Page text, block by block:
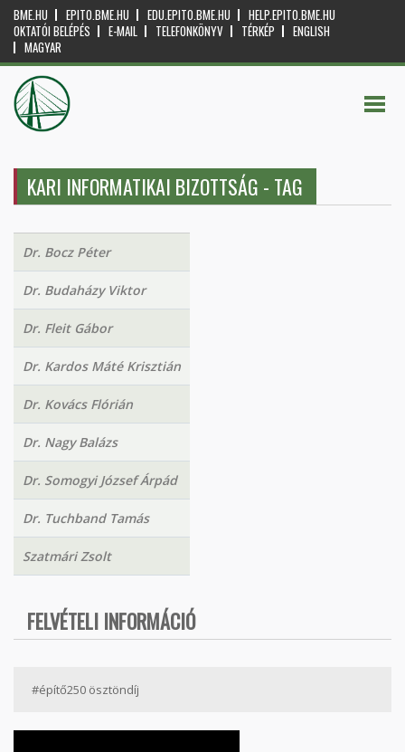
BME.HU EPITO.BME.HU EDU.EPITO.BME.HU
HELP.EPITO.BME.HU
OKTATÓI BELÉPÉS
E-MAIL TELEFONKÖNYV TÉRKÉP
ENGLISH
MAGYAR
KARI INFORMATIKAI BIZOTTSÁG - TAG
Dr. Bocz Péter
Dr. Budaházy Viktor
Dr. Fleit Gábor
Dr. Kardos Máté Krisztián
Dr. Kovács Flórián
Dr. Nagy Balázs
Dr. Somogyi József Árpád
Dr. Tuchband Tamás
Szatmári Zsolt
FELVÉTELI INFORMÁCIÓ
#építő250 ösztöndíj